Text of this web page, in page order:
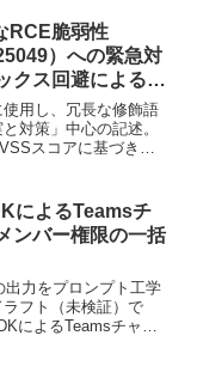
RCE脆弱性
）への緊急対
クス回避によるシ
の回避策
用し、冗長な修飾語
対策」中心の記述。
スコアに基づき客
優先。本記事は
によるTeamsチ
ンバー権限の一括
出力をプロンプト工学
フト（未検証）で
によるTeamsチャネ